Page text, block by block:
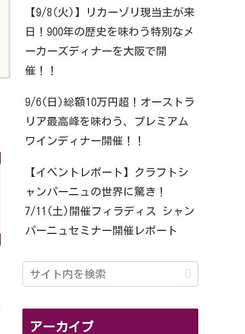
【9/8(火)】リカーゾリ現当主が来
日！900年の歴史を味わう特別なメ
ーカーズディナーを大阪で開
催！！
9/6(日)総額10万円超！オーストラ
リア最高峰を味わう、プレミアム
ワインディナー開催！！
【イベントレポート】クラフトシ
ャンパーニュの世界に驚き！
7/11(土)開催フィラディス シャン
パーニュセミナー開催レポート
アーカイブ